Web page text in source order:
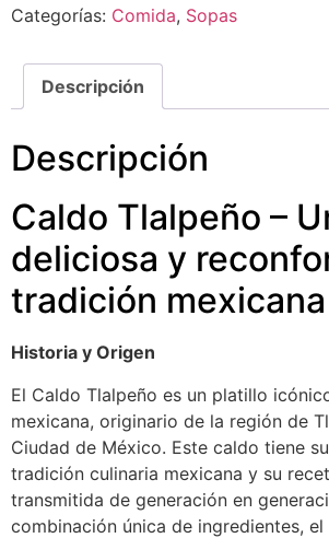
Categorías: Comida, Sopas
Descripción
Descripción
Caldo Tlalpeño –
deliciosa y
tradición mexicana
Historia y Origen
El Caldo Tlalpeño es un platillo
mexicana, originario de la región de
Ciudad de México. Este caldo tiene
tradición culinaria mexicana y su
transmitida de generación en
combinación única de ingredientes,